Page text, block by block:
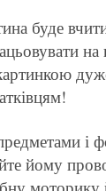
на
і
йому